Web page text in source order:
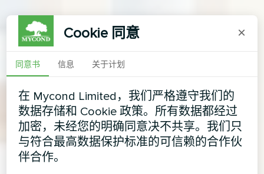
Cookie 同意 ×
同意书 信息 关于计划
在 Mycond Limited，我们严格遵守我们的
数据存储和 Cookie 政策。所有数据都经过
加密，未经您的明确同意决不共享。我们只
与符合最高数据保护标准的可信赖的合作伙
伴合作。